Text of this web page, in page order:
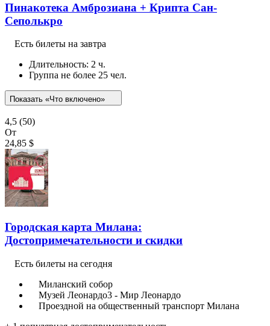
Пинакотека Амброзиана + Крипта Сан-
Сеполькро
Есть билеты на завтра
Длительность: 2 ч.
Группа не более 25 чел.
Показать «Что включено»
4,5 (50)
От
24,85 $
Городская карта Милана:
Достопримечательности и скидки
Есть билеты на сегодня
Миланский собор
Музей Леонардо3 - Мир Леонардо
Проездной на общественный транспорт Милана